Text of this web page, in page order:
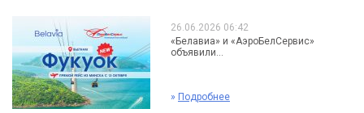
26.06.2026 06:42
«Белавиа» и «АэроБелСервис»
объявили...
» Подробнее